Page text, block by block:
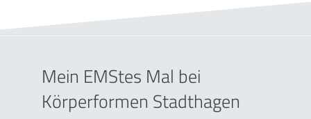
Mein EMStes Mal bei
Körperformen Stadthagen